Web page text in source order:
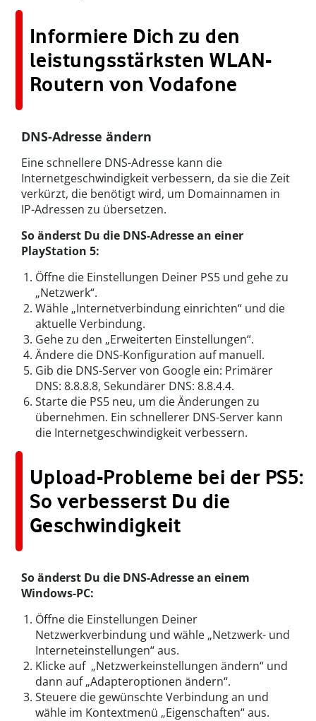
Informiere Dich zu den
leistungsstärksten WLAN-
Routern von Vodafone
DNS-Adresse ändern
Eine schnellere DNS-Adresse kann die
Internetgeschwindigkeit verbessern, da sie die Zeit
verkürzt, die benötigt wird, um Domainnamen in
IP-Adressen zu übersetzen.
So änderst Du die DNS-Adresse an einer
PlayStation 5:
Öffne die Einstellungen Deiner PS5 und gehe zu
„Netzwerk“.
Wähle „Internetverbindung einrichten“ und die
aktuelle Verbindung.
Gehe zu den „Erweiterten Einstellungen“.
Ändere die DNS-Konfiguration auf manuell.
Gib die DNS-Server von Google ein: Primärer
DNS: 8.8.8.8, Sekundärer DNS: 8.8.4.4.
Starte die PS5 neu, um die Änderungen zu
übernehmen. Ein schnellerer DNS-Server kann
die Internetgeschwindigkeit verbessern.
Upload-Probleme bei der PS5:
So verbesserst Du die
Geschwindigkeit
So änderst Du die DNS-Adresse an einem
Windows-PC:
Öffne die Einstellungen Deiner
Netzwerkverbindung und wähle „Netzwerk- und
Interneteinstellungen“ aus.
Klicke auf „Netzwerkeinstellungen ändern“ und
dann auf „Adapteroptionen ändern“.
Steuere die gewünschte Verbindung an und
wähle im Kontextmenü „Eigenschaften“ aus.